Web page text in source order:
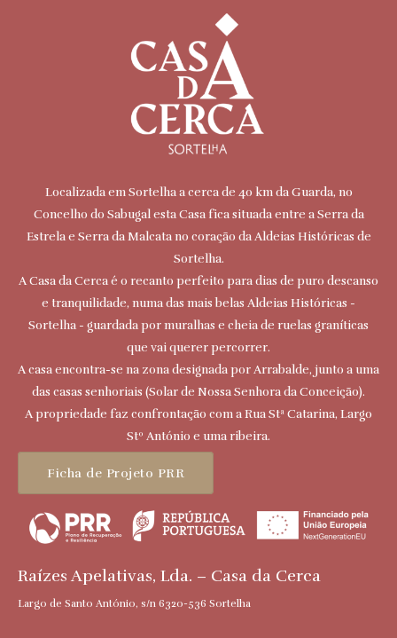
Localizada em Sortelha a cerca de 40 km da Guarda, no
Concelho do Sabugal esta Casa fica situada entre a Serra da
Estrela e Serra da Malcata no coração da Aldeias Históricas de
Sortelha.
A Casa da Cerca é o recanto perfeito para dias de puro descanso
e tranquilidade, numa das mais belas Aldeias Históricas -
Sortelha - guardada por muralhas e cheia de ruelas graníticas
que vai querer percorrer.
A casa encontra-se na zona designada por Arrabalde, junto a uma
das casas senhoriais (Solar de Nossa Senhora da Conceição).
A propriedade faz confrontação com a Rua Stª Catarina, Largo
Stº António e uma ribeira.
Ficha de Projeto PRR
Raízes Apelativas, Lda. – Casa da Cerca
Largo de Santo António, s/n 6320-536 Sortelha